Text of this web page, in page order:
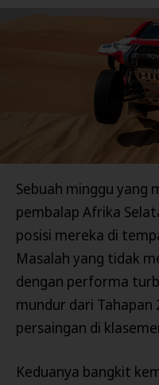
Sebuah minggu yang
pembalap Afrika
posisi mereka di
Masalah yang tidak
dengan performa
mundur dari Tahapan
persaingan di
Keduanya bangkit